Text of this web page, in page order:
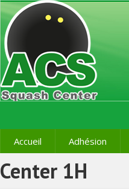
Accueil Adhésion
Center 1H